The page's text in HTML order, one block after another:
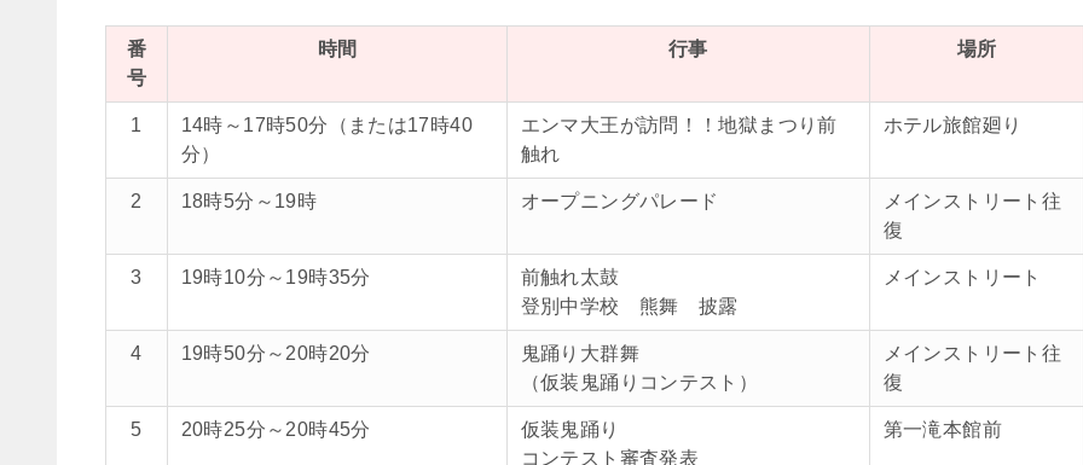
番
号
時間 行事 場所
1
14時～17時50分（または17時40
分）
エンマ大王が訪問！！地獄まつり前
触れ
ホテル旅館廻り
2 18時5分～19時 オープニングパレード
メインストリート往
復
3 19時10分～19時35分
前触れ太鼓
登別中学校 熊舞 披露
メインストリート
4 19時50分～20時20分
鬼踊り大群舞
（仮装鬼踊りコンテスト）
メインストリート往
復
5 20時25分～20時45分
仮装鬼踊り
コンテスト審査発表
第一滝本館前